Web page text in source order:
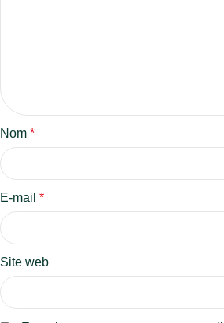
Nom *
E-mail *
Site web